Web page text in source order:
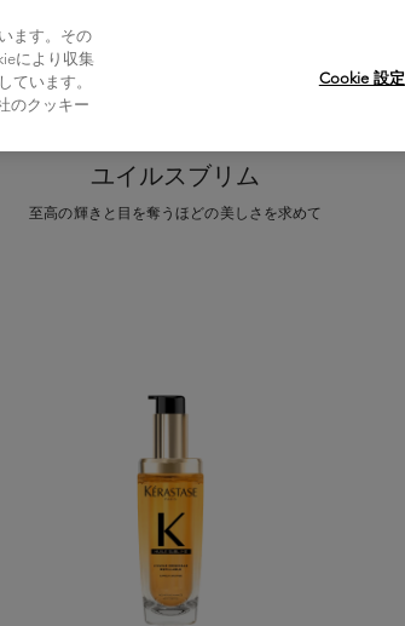
ケラスターゼについて
ユイルスブリム
至高の輝きと目を奪うほどの美しさを求めて
ます。その
により収集
ています。
のクッキー
Cookie 設定